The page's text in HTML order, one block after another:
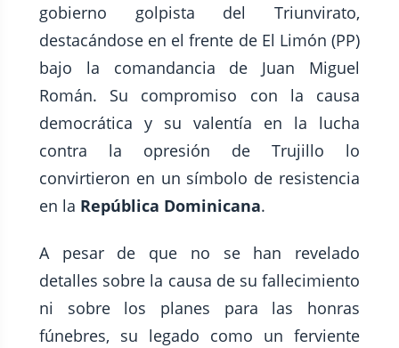
gobierno golpista del Triunvirato,
destacándose en el frente de El Limón (PP)
bajo la comandancia de Juan Miguel
Román. Su compromiso con la causa
democrática y su valentía en la lucha
contra la opresión de Trujillo lo
convirtieron en un símbolo de resistencia
en la República Dominicana.
A pesar de que no se han revelado
detalles sobre la causa de su fallecimiento
ni sobre los planes para las honras
fúnebres, su legado como un ferviente